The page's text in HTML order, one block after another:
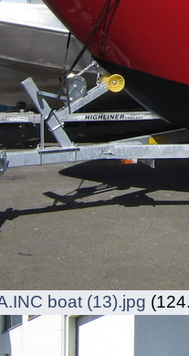
boat (13).jpg